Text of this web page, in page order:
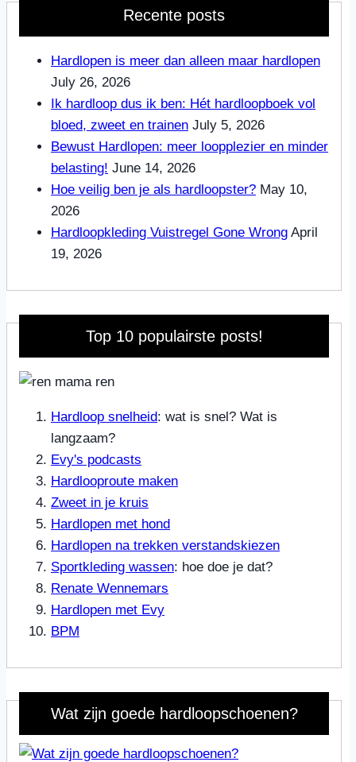
Recente posts
Hardlopen is meer dan alleen maar hardlopen
July 26, 2026
Ik hardloop dus ik ben: Hét hardloopboek vol
bloed, zweet en trainen July 5, 2026
Bewust Hardlopen: meer loopplezier en minder
belasting! June 14, 2026
Hoe veilig ben je als hardloopster? May 10,
2026
Hardloopkleding Vuistregel Gone Wrong April
19, 2026
Top 10 populairste posts!
Hardloop snelheid: wat is snel? Wat is
langzaam?
Evy's podcasts
Hardlooproute maken
Zweet in je kruis
Hardlopen met hond
Hardlopen na trekken verstandskiezen
Sportkleding wassen: hoe doe je dat?
Renate Wennemars
Hardlopen met Evy
BPM
Wat zijn goede hardloopschoenen?